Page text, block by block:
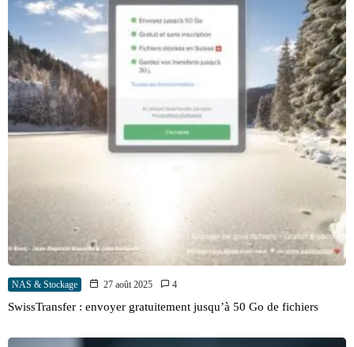
NAS & Stockage 27 août 2025 4
SwissTransfer : envoyer gratuitement jusqu’à 50 Go de fichiers